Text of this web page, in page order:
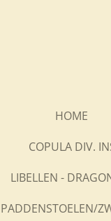
HOME
COPULA DIV.
LIBELLEN -
PADDENSTOELEN/